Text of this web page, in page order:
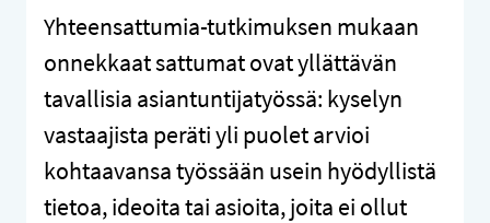
Yhteensattumia-tutkimuksen mukaan
onnekkaat sattumat ovat yllättävän
tavallisia asiantuntijatyössä: kyselyn
vastaajista peräti yli puolet arvioi
kohtaavansa työssään usein hyödyllistä
tietoa, ideoita tai asioita, joita ei ollut